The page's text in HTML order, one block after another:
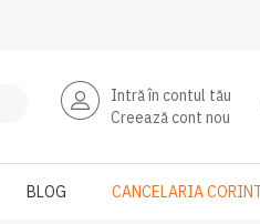
Intră în contul tău
Creează cont nou
BLOG CANCELARIA